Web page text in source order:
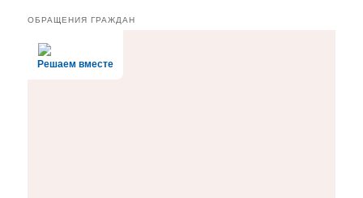
ОБРАЩЕНИЯ ГРАЖДАН
Решаем вместе